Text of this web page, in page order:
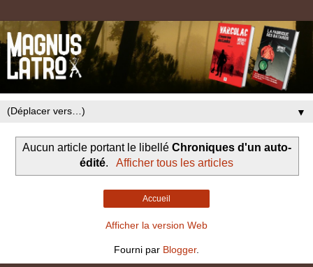
▼
Aucun article portant le libellé Chroniques d'un auto-
édité. Afficher tous les articles
Accueil
Afficher la version Web
Fourni par Blogger.